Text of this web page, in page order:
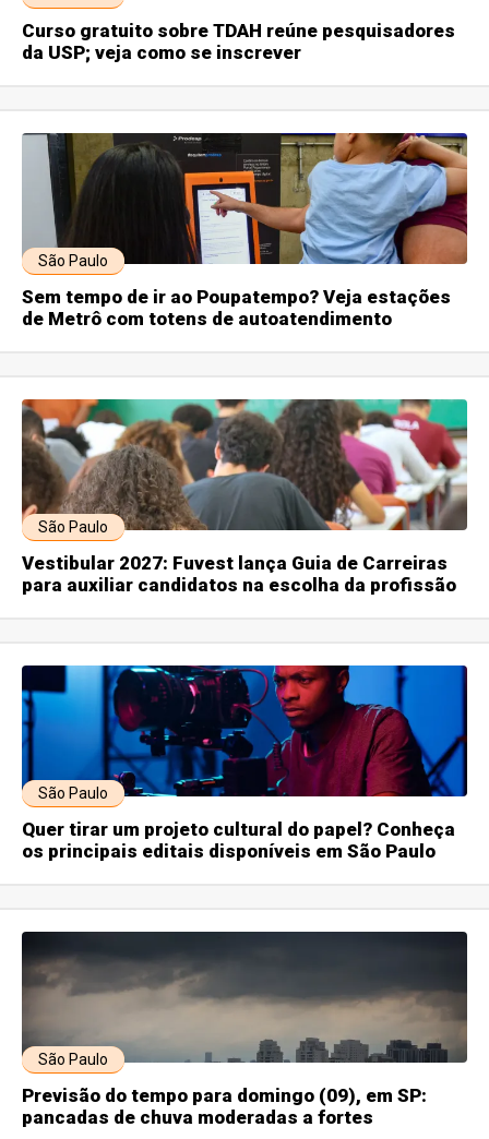
Curso gratuito sobre TDAH reúne pesquisadores
da USP; veja como se inscrever
São Paulo
Sem tempo de ir ao Poupatempo? Veja estações
de Metrô com totens de autoatendimento
São Paulo
Vestibular 2027: Fuvest lança Guia de Carreiras
para auxiliar candidatos na escolha da profissão
São Paulo
Quer tirar um projeto cultural do papel? Conheça
os principais editais disponíveis em São Paulo
São Paulo
Previsão do tempo para domingo (09), em SP:
pancadas de chuva moderadas a fortes